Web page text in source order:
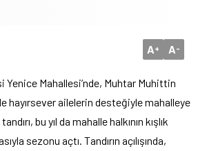
A+ A-
Yenice Mahallesi’nde, Muhtar Muhittin
hayırsever ailelerin desteğiyle mahalleye
bu yıl da mahalle halkının kışlık
sezonu açtı. Tandırın açılışında,